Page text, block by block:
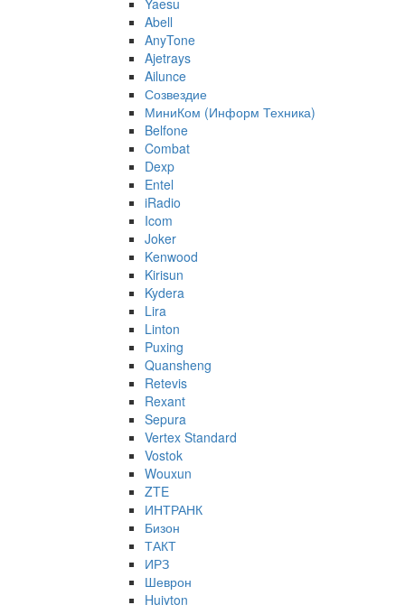
Abell
AnyTone
Ajetrays
Ailunce
Созвездие
МиниКом (Информ Техника)
Belfone
Combat
Dexp
Entel
iRadio
Icom
Joker
Kenwood
Kirisun
Kydera
Lira
Linton
Puxing
Quansheng
Retevis
Rexant
Sepura
Vertex Standard
Vostok
Wouxun
ZTE
ИНТРАНК
Бизон
ТАКТ
ИРЗ
Шеврон
Huiyton